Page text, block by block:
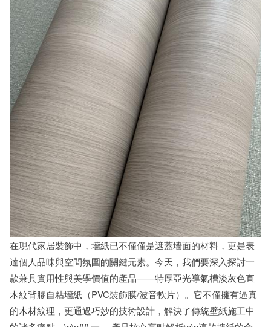
在現代家居裝飾中，墻紙已不僅僅是遮蓋墻面的材料，更是表
達個人品味與空間氛圍的關鍵元素。今天，我們要深入探討一
款兼具實用性與美學價值的產品——特厚亞光導氣槽淡灰色直
木紋背膠自粘墻紙（PVC裝飾膜/波音軟片）。它不僅擁有逼真
的木材紋理，更通過巧妙的技術設計，解決了傳統壁紙施工中